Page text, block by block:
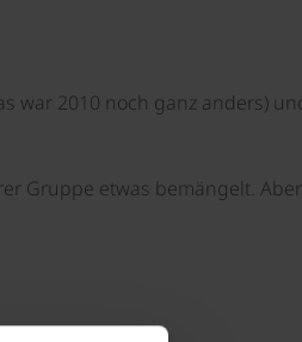
war 2010 noch ganz anders)
Gruppe etwas bemängelt.